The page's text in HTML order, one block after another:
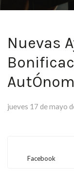
Nuevas
jueves 17 de mayo
Facebook